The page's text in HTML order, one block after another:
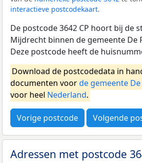
interactieve postcodekaart.
De postcode 3642 CP hoort bij de
Mijdrecht binnen de gemeente De
Deze postcode heeft de
Download de postcodedata in
documenten voorde gemeente
voor heel Nederland.
Vorige postcode Volgende
Adressen met postcode